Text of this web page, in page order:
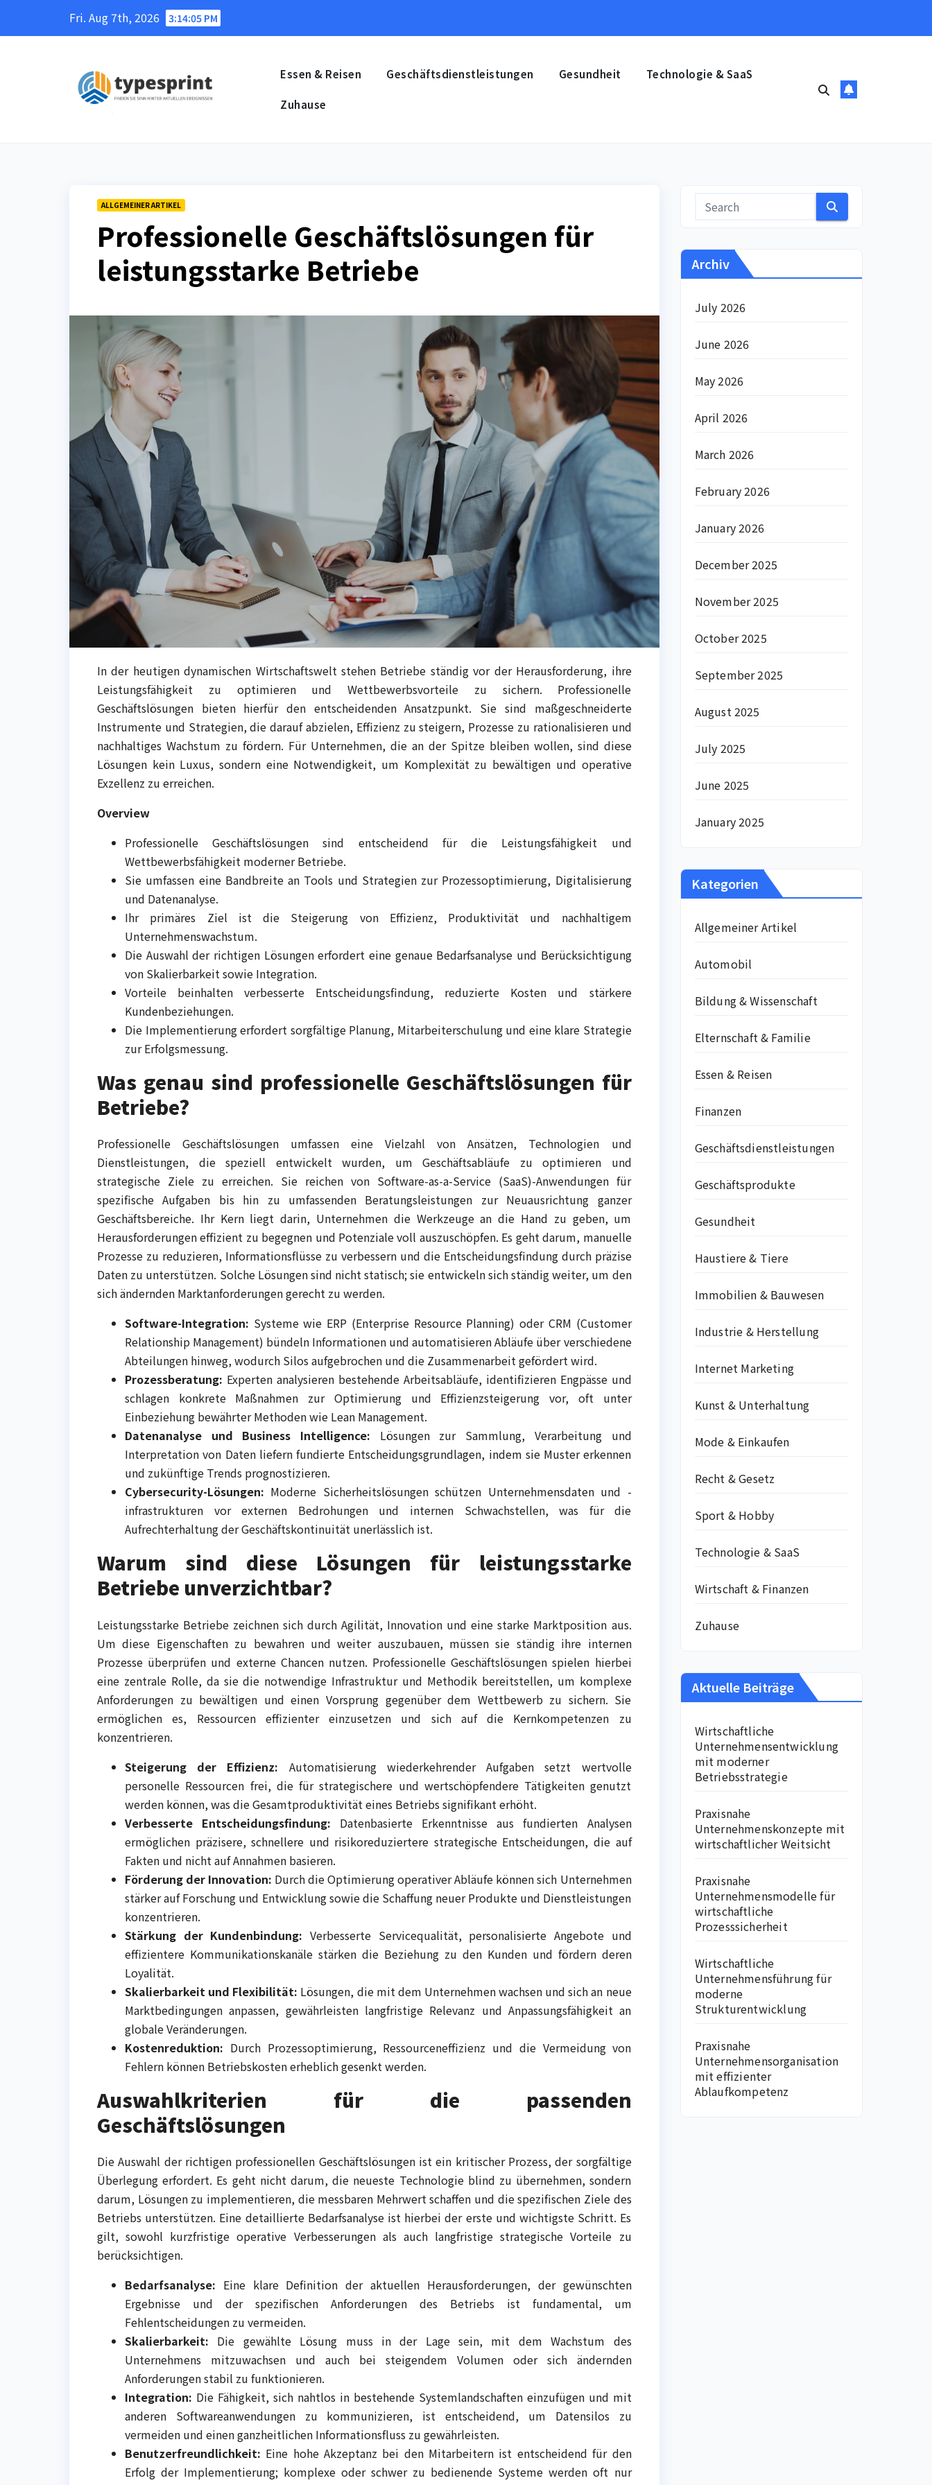
Fri. Aug 7th, 2026 3:14:06 PM
Essen & Reisen Geschäftsdienstleistungen Gesundheit Technologie & SaaS
Zuhause
ALLGEMEINER ARTIKEL
Professionelle Geschäftslösungen für
leistungsstarke Betriebe
In der heutigen dynamischen Wirtschaftswelt stehen Betriebe ständig vor der Herausforderung, ihre
Leistungsfähigkeit zu optimieren und Wettbewerbsvorteile zu sichern. Professionelle
Geschäftslösungen bieten hierfür den entscheidenden Ansatzpunkt. Sie sind maßgeschneiderte
Instrumente und Strategien, die darauf abzielen, Effizienz zu steigern, Prozesse zu rationalisieren und
nachhaltiges Wachstum zu fördern. Für Unternehmen, die an der Spitze bleiben wollen, sind diese
Lösungen kein Luxus, sondern eine Notwendigkeit, um Komplexität zu bewältigen und operative
Exzellenz zu erreichen.
Overview
Professionelle Geschäftslösungen sind entscheidend für die Leistungsfähigkeit und
Wettbewerbsfähigkeit moderner Betriebe.
Sie umfassen eine Bandbreite an Tools und Strategien zur Prozessoptimierung, Digitalisierung
und Datenanalyse.
Ihr primäres Ziel ist die Steigerung von Effizienz, Produktivität und nachhaltigem
Unternehmenswachstum.
Die Auswahl der richtigen Lösungen erfordert eine genaue Bedarfsanalyse und Berücksichtigung
von Skalierbarkeit sowie Integration.
Vorteile beinhalten verbesserte Entscheidungsfindung, reduzierte Kosten und stärkere
Kundenbeziehungen.
Die Implementierung erfordert sorgfältige Planung, Mitarbeiterschulung und eine klare Strategie
zur Erfolgsmessung.
Was genau sind professionelle Geschäftslösungen für
Betriebe?
Professionelle Geschäftslösungen umfassen eine Vielzahl von Ansätzen, Technologien und
Dienstleistungen, die speziell entwickelt wurden, um Geschäftsabläufe zu optimieren und
strategische Ziele zu erreichen. Sie reichen von Software-as-a-Service (SaaS)-Anwendungen für
spezifische Aufgaben bis hin zu umfassenden Beratungsleistungen zur Neuausrichtung ganzer
Geschäftsbereiche. Ihr Kern liegt darin, Unternehmen die Werkzeuge an die Hand zu geben, um
Herausforderungen effizient zu begegnen und Potenziale voll auszuschöpfen. Es geht darum, manuelle
Prozesse zu reduzieren, Informationsflüsse zu verbessern und die Entscheidungsfindung durch präzise
Daten zu unterstützen. Solche Lösungen sind nicht statisch; sie entwickeln sich ständig weiter, um den
sich ändernden Marktanforderungen gerecht zu werden.
Software-Integration: Systeme wie ERP (Enterprise Resource Planning) oder CRM (Customer
Relationship Management) bündeln Informationen und automatisieren Abläufe über verschiedene
Abteilungen hinweg, wodurch Silos aufgebrochen und die Zusammenarbeit gefördert wird.
Prozessberatung: Experten analysieren bestehende Arbeitsabläufe, identifizieren Engpässe und
schlagen konkrete Maßnahmen zur Optimierung und Effizienzsteigerung vor, oft unter
Einbeziehung bewährter Methoden wie Lean Management.
Datenanalyse und Business Intelligence: Lösungen zur Sammlung, Verarbeitung und
Interpretation von Daten liefern fundierte Entscheidungsgrundlagen, indem sie Muster erkennen
und zukünftige Trends prognostizieren.
Cybersecurity-Lösungen: Moderne Sicherheitslösungen schützen Unternehmensdaten und -
infrastrukturen vor externen Bedrohungen und internen Schwachstellen, was für die
Aufrechterhaltung der Geschäftskontinuität unerlässlich ist.
Warum sind diese Lösungen für leistungsstarke
Betriebe unverzichtbar?
Leistungsstarke Betriebe zeichnen sich durch Agilität, Innovation und eine starke Marktposition aus.
Um diese Eigenschaften zu bewahren und weiter auszubauen, müssen sie ständig ihre internen
Prozesse überprüfen und externe Chancen nutzen. Professionelle Geschäftslösungen spielen hierbei
eine zentrale Rolle, da sie die notwendige Infrastruktur und Methodik bereitstellen, um komplexe
Anforderungen zu bewältigen und einen Vorsprung gegenüber dem Wettbewerb zu sichern. Sie
ermöglichen es, Ressourcen effizienter einzusetzen und sich auf die Kernkompetenzen zu
konzentrieren.
Steigerung der Effizienz: Automatisierung wiederkehrender Aufgaben setzt wertvolle
personelle Ressourcen frei, die für strategischere und wertschöpfendere Tätigkeiten genutzt
werden können, was die Gesamtproduktivität eines Betriebs signifikant erhöht.
Verbesserte Entscheidungsfindung: Datenbasierte Erkenntnisse aus fundierten Analysen
ermöglichen präzisere, schnellere und risikoreduziertere strategische Entscheidungen, die auf
Fakten und nicht auf Annahmen basieren.
Förderung der Innovation: Durch die Optimierung operativer Abläufe können sich Unternehmen
stärker auf Forschung und Entwicklung sowie die Schaffung neuer Produkte und Dienstleistungen
konzentrieren.
Stärkung der Kundenbindung: Verbesserte Servicequalität, personalisierte Angebote und
effizientere Kommunikationskanäle stärken die Beziehung zu den Kunden und fördern deren
Loyalität.
Skalierbarkeit und Flexibilität: Lösungen, die mit dem Unternehmen wachsen und sich an neue
Marktbedingungen anpassen, gewährleisten langfristige Relevanz und Anpassungsfähigkeit an
globale Veränderungen.
Kostenreduktion: Durch Prozessoptimierung, Ressourceneffizienz und die Vermeidung von
Fehlern können Betriebskosten erheblich gesenkt werden.
Auswahlkriterien für die passenden
Geschäftslösungen
Die Auswahl der richtigen professionellen Geschäftslösungen ist ein kritischer Prozess, der sorgfältige
Überlegung erfordert. Es geht nicht darum, die neueste Technologie blind zu übernehmen, sondern
darum, Lösungen zu implementieren, die messbaren Mehrwert schaffen und die spezifischen Ziele des
Betriebs unterstützen. Eine detaillierte Bedarfsanalyse ist hierbei der erste und wichtigste Schritt. Es
gilt, sowohl kurzfristige operative Verbesserungen als auch langfristige strategische Vorteile zu
berücksichtigen.
Bedarfsanalyse: Eine klare Definition der aktuellen Herausforderungen, der gewünschten
Ergebnisse und der spezifischen Anforderungen des Betriebs ist fundamental, um
Fehlentscheidungen zu vermeiden.
Skalierbarkeit: Die gewählte Lösung muss in der Lage sein, mit dem Wachstum des
Unternehmens mitzuwachsen und auch bei steigendem Volumen oder sich ändernden
Anforderungen stabil zu funktionieren.
Integration: Die Fähigkeit, sich nahtlos in bestehende Systemlandschaften einzufügen und mit
anderen Softwareanwendungen zu kommunizieren, ist entscheidend, um Datensilos zu
vermeiden und einen ganzheitlichen Informationsfluss zu gewährleisten.
Benutzerfreundlichkeit: Eine hohe Akzeptanz bei den Mitarbeitern ist entscheidend für den
Erfolg der Implementierung; komplexe oder schwer zu bedienende Systeme werden oft nur
Archiv
July 2026
June 2026
May 2026
April 2026
March 2026
February 2026
January 2026
December 2025
November 2025
October 2025
September 2025
August 2025
July 2025
June 2025
January 2025
Kategorien
Allgemeiner Artikel
Automobil
Bildung & Wissenschaft
Elternschaft & Familie
Essen & Reisen
Finanzen
Geschäftsdienstleistungen
Geschäftsprodukte
Gesundheit
Haustiere & Tiere
Immobilien & Bauwesen
Industrie & Herstellung
Internet Marketing
Kunst & Unterhaltung
Mode & Einkaufen
Recht & Gesetz
Sport & Hobby
Technologie & SaaS
Wirtschaft & Finanzen
Zuhause
Aktuelle Beiträge
Wirtschaftliche
Unternehmensentwicklung
mit moderner
Betriebsstrategie
Praxisnahe
Unternehmenskonzepte mit
wirtschaftlicher Weitsicht
Praxisnahe
Unternehmensmodelle für
wirtschaftliche
Prozesssicherheit
Wirtschaftliche
Unternehmensführung für
moderne
Strukturentwicklung
Praxisnahe
Unternehmensorganisation
mit effizienter
Ablaufkompetenz